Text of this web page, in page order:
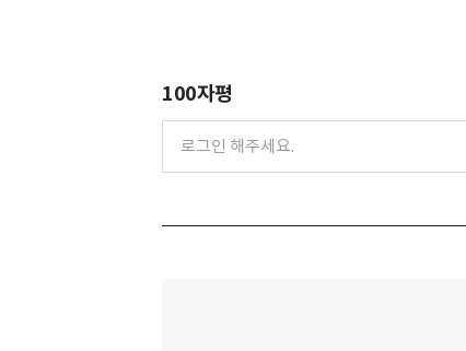
100자평